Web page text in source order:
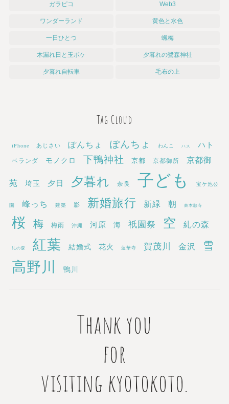
ガラピコ Web3
ワンダーランド 黄色と水色
一日ひとつ 蝋梅
木漏れ日と玉ボケ 夕暮れの鷺森神社
夕暮れ自転車 毛布の上
Tag Cloud
iPhone あじさい ぽんちょ ぽんちょ わんこ ハス ハト
ベランダ モノクロ 下鴨神社 京都 京都御所 京都御
苑 埼玉 夕日 夕暮れ 奈良 子ども 宝ケ池公
園 峰っち 建築 影 新婚旅行 新緑 朝 東本願寺
桜 梅 梅雨 沖縄 河原 海 祇園祭 空 糺の森
糺の森 紅葉 結婚式 花火 蓮華寺 賀茂川 金沢 雪
高野川 鴨川
Thank you
for
visiting kyotokoto.